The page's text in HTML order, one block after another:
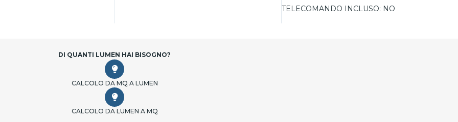
TELECOMANDO INCLUSO: NO
DI QUANTI LUMEN HAI BISOGNO?
CALCOLO DA MQ A LUMEN
CALCOLO DA LUMEN A MQ